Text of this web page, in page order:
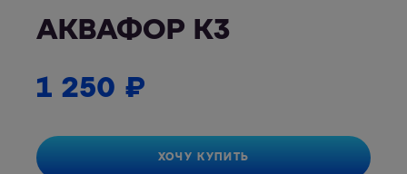
АКВАФОР К3
1 250 ₽
ХОЧУ КУПИТЬ